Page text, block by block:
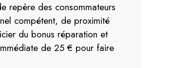
repère des consommateurs
compétent, de proximité
du bonus réparation et
de 25 € pour faire